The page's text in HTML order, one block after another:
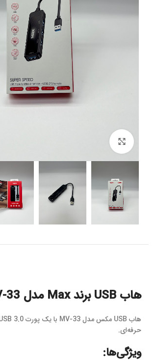
هاب USB برند Max مدل MV-33
حرفه‌ای.
ویژگی‌ها: